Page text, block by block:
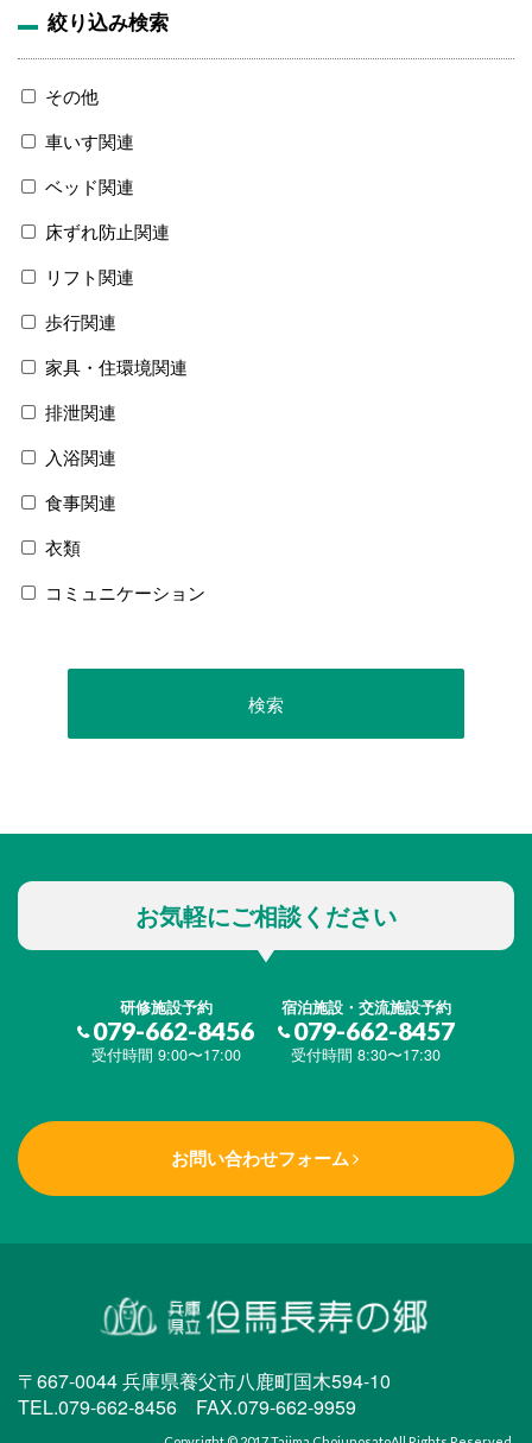
絞り込み検索
その他
車いす関連
ベッド関連
床ずれ防止関連
リフト関連
歩行関連
家具・住環境関連
排泄関連
入浴関連
食事関連
衣類
コミュニケーション
お気軽にご相談ください
研修施設予約
079-662-8456
受付時間 9:00〜17:00
宿泊施設・交流施設予約
079-662-8457
受付時間 8:30〜17:30
お問い合わせフォーム
〒667-0044 兵庫県養父市八鹿町国木594-10
TEL.079-662-8456 FAX.079-662-9959